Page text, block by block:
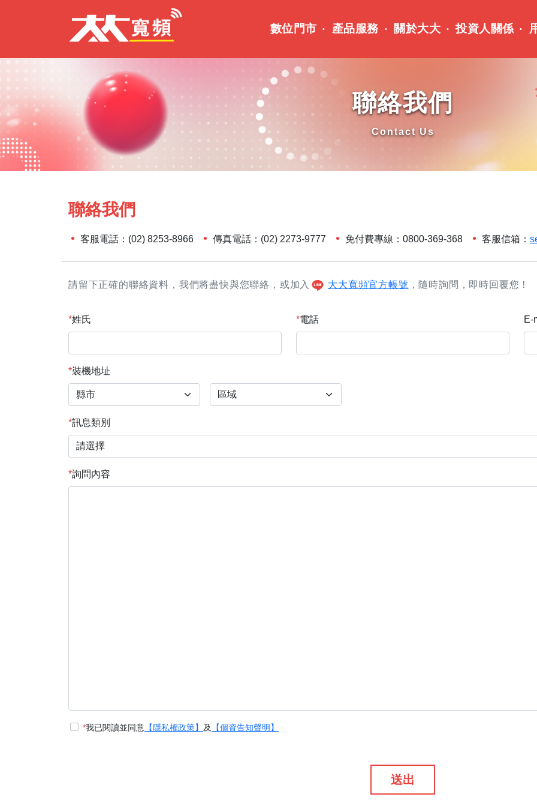
數位門市 產品服務 關於大大 投資人關係
聯絡我們
Contact Us
聯絡我們
客服電話：(02) 8253-8966 傳真電話：(02) 2273-9777 免付費專線：0800-369-368 客服信箱：
請留下正確的聯絡資料，我們將盡快與您聯絡，或加入 大大寬頻官方帳號 ，隨時詢問，即時回覆您！
*姓氏 *電話 E-
*裝機地址
*訊息類別
*詢問內容
*我已閱讀並同意 【隱私權政策】 及 【個資告知聲明】
送出